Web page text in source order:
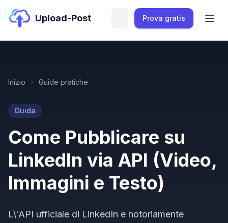
Upload-Post Prova gratis
Inizio Guide pratiche
Guida
Come Pubblicare su
LinkedIn via API (Video,
Immagini e Testo)
L\'API ufficiale di LinkedIn e notoriamente